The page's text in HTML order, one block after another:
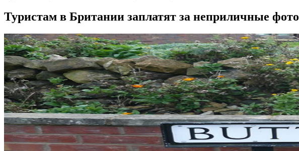
Туристам в Британии заплатят за неприличные фото